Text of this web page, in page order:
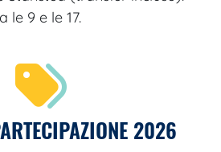
le 9 e le 17.
2026